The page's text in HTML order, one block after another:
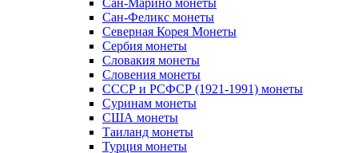
Сан-Марино монеты
Сан-Феликс монеты
Северная Корея Монеты
Сербия монеты
Словакия монеты
Словения монеты
СССР и РСФСР (1921-1991) монеты
Суринам монеты
США монеты
Таиланд монеты
Турция монеты